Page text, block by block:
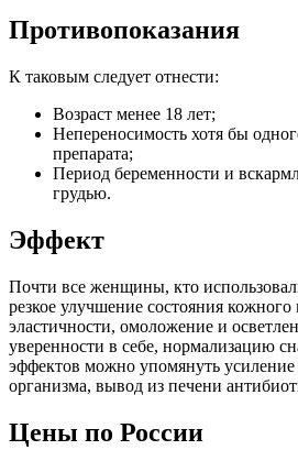
Противопоказания
К таковым следует отнести:
Возраст менее 18 лет;
Непереносимость хотя бы
препарата;
Период беременности и
грудью.
Эффект
Почти все женщины, кто
резкое улучшение состояния
эластичности, омоложение и
уверенности в себе, нормализацию
эффектов можно упомянуть
организма, вывод из печени
Цены по России